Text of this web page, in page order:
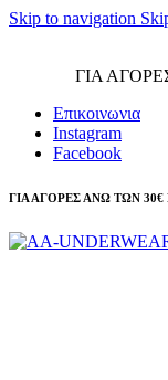
Skip to navigation
ΓΙΑ
Επικοινωνια
Instagram
Facebook
ΓΙΑ ΑΓΟΡΕΣ ΑΝΩ ΤΩΝ